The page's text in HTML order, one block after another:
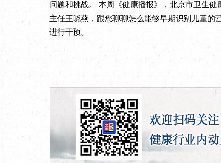
问题和挑战。 本周《健康播报》，北京市卫生
主任王晓燕，跟您聊聊怎么能够早期识别儿童的
进行干预。